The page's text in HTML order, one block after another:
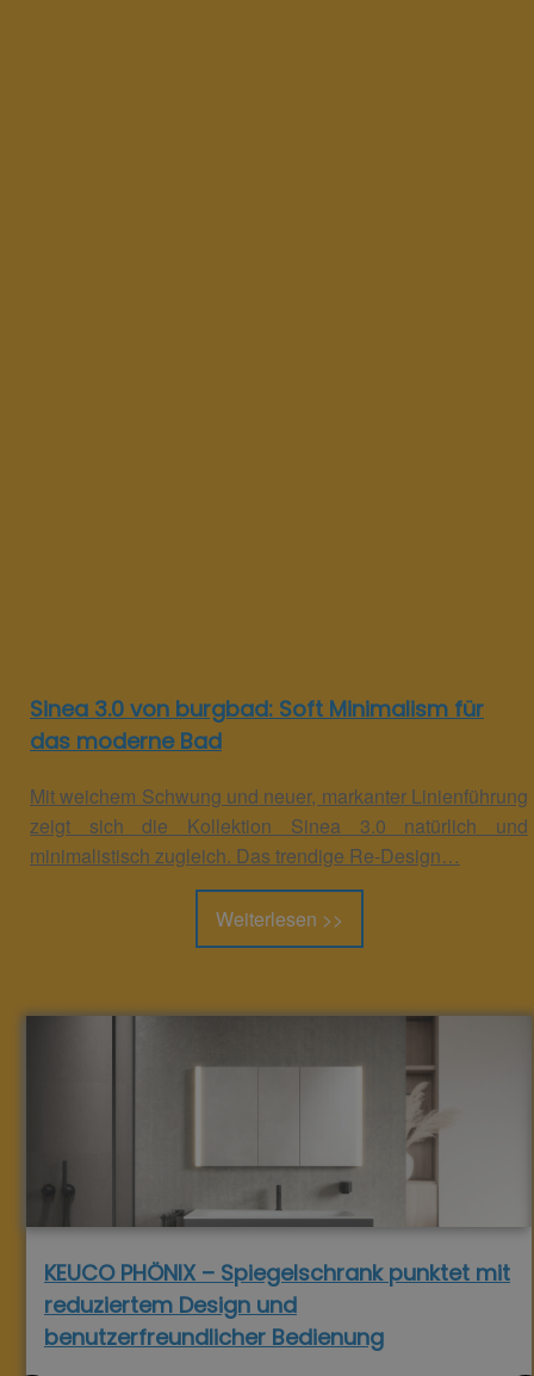
Sinea 3.0 von burgbad: Soft Minimalism für
das moderne Bad
Mit weichem Schwung und neuer, markanter Linienführung
zeigt sich die Kollektion Sinea 3.0 natürlich und
minimalistisch zugleich. Das trendige Re-Design…
Weiterlesen >>
KEUCO PHÖNIX – Spiegelschrank punktet mit
reduziertem Design und
benutzerfreundlicher Bedienung